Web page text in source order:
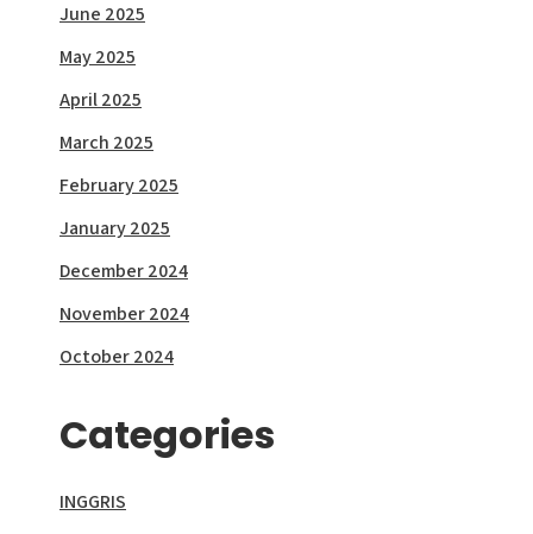
June 2025
May 2025
April 2025
March 2025
February 2025
January 2025
December 2024
November 2024
October 2024
Categories
INGGRIS